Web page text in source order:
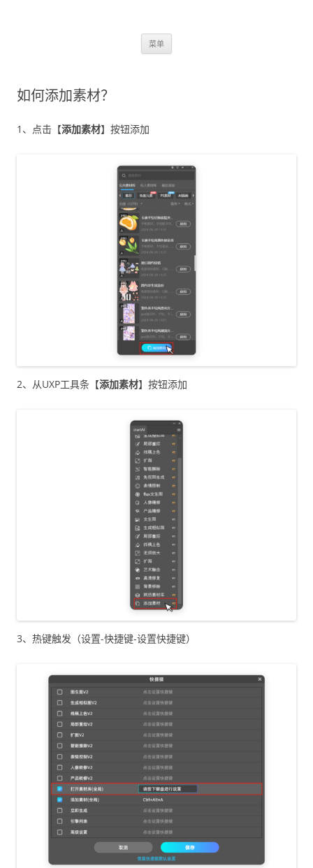
菜单
如何添加素材？
1、点击【添加素材】按钮添加
2、从UXP工具条【添加素材】按钮添加
3、热键触发（设置-快捷键-设置快捷键）